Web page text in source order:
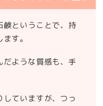
鹸ということで、持
す。
だような質感も、手
ていますが、つっ